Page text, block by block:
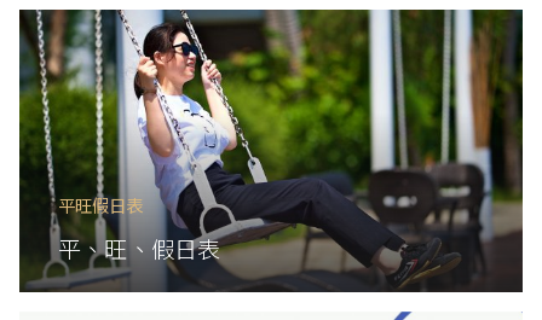
平旺假日表
平、旺、假日表